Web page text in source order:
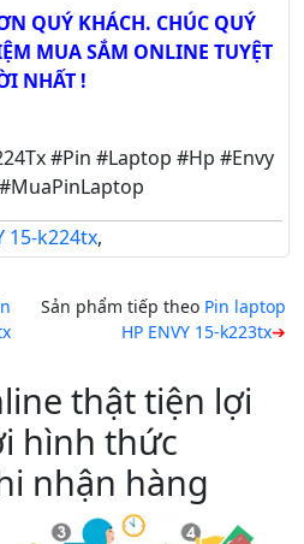
QUÝ KHÁCH. CHÚC QUÝ
MUA SẮM ONLINE TUYỆT
NHẤT !
#Pin #Laptop #Hp #Envy
15-k224tx,
Sản phẩm tiếp theo Pin laptop
HP ENVY 15-k223tx
thật tiện lợi
hình thức
nhận hàng